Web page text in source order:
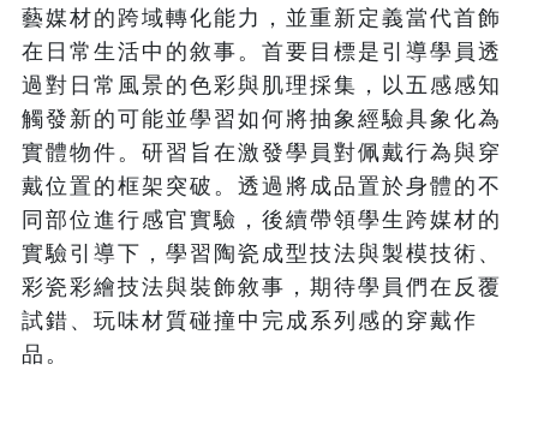
藝媒材的跨域轉化能力，並重新定義當代首飾
在日常生活中的敘事。首要目標是引導學員透
過對日常風景的色彩與肌理採集，以五感感知
觸發新的可能並學習如何將抽象經驗具象化為
實體物件。研習旨在激發學員對佩戴行為與穿
戴位置的框架突破。透過將成品置於身體的不
同部位進行感官實驗，後續帶領學生跨媒材的
實驗引導下，學習陶瓷成型技法與製模技術、
彩瓷彩繪技法與裝飾敘事，期待學員們在反覆
試錯、玩味材質碰撞中完成系列感的穿戴作
品。